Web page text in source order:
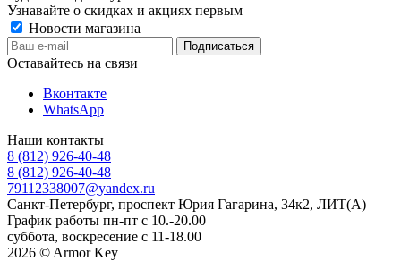
Узнавайте о скидках и акциях первым
Новости магазина
Оставайтесь на связи
Вконтакте
WhatsApp
Наши контакты
8 (812) 926-40-48
8 (812) 926-40-48
79112338007@yandex.ru
Санкт-Петербург, проспект Юрия Гагарина, 34к2, ЛИТ(А)
График работы пн-пт с 10.-20.00
суббота, воскресение с 11-18.00
2026 © Armor Key